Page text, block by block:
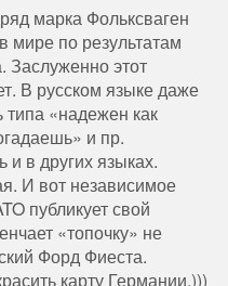
марка Фольксваген
мире по результатам
Заслуженно этот
В русском языке даже
«надежен как
и пр.
в других языках.
И вот независимое
публикует свой
«топочку» не
Форд Фиеста.
карту Германии.)))